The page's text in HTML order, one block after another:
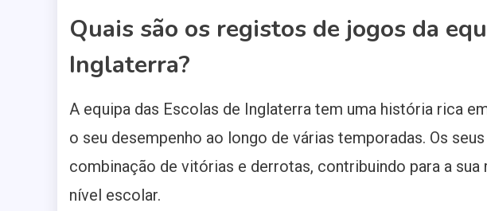
Quais são os registos de jogos da
Inglaterra?
A equipa das Escolas de Inglaterra tem uma história rica
o seu desempenho ao longo de várias temporadas. Os
combinação de vitórias e derrotas, contribuindo para a
nível escolar.